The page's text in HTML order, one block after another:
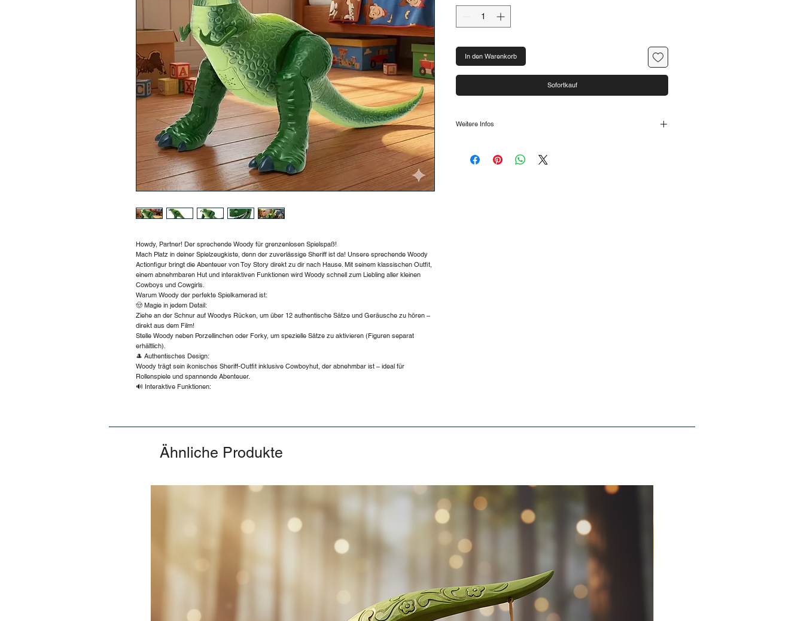
Howdy, Partner! Der sprechende Woody für grenzenlosen Spielspaß!
Mach Platz in deiner Spielzeugkiste, denn der zuverlässige Sheriff ist da! Unsere sprechende Woody
Actionfigur bringt die Abenteuer von Toy Story direkt zu dir nach Hause. Mit seinem klassischen Outfit,
einem abnehmbaren Hut und interaktiven Funktionen wird Woody schnell zum Liebling aller kleinen
Cowboys und Cowgirls.
Warum Woody der perfekte Spielkamerad ist:
🤠 Magie in jedem Detail:
Ziehe an der Schnur auf Woodys Rücken, um über 12 authentische Sätze und Geräusche zu hören –
direkt aus dem Film!
Stelle Woody neben Porzellinchen oder Forky, um spezielle Sätze zu aktivieren (Figuren separat
erhältlich).
🎩 Authentisches Design:
Woody trägt sein ikonisches Sheriff-Outfit inklusive Cowboyhut, der abnehmbar ist – ideal für
Rollenspiele und spannende Abenteuer.
🔊 Interaktive Funktionen:
In den Warenkorb
Sofortkauf
Weitere Infos
erlebe deine Lieblingsszenen aus den Toy Story-Filmen
Ähnliche Produkte